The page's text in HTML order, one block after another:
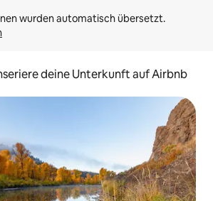
deine Unterkunft auf Airbnb